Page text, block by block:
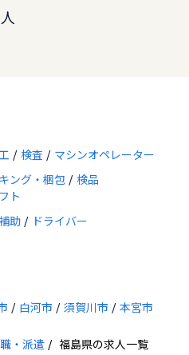
検査
マシンオペレーター
ング・梱包
検品
ト
助 ドライバー
白河市 須賀川市 本宮市
・派遣 福島県の求人一覧